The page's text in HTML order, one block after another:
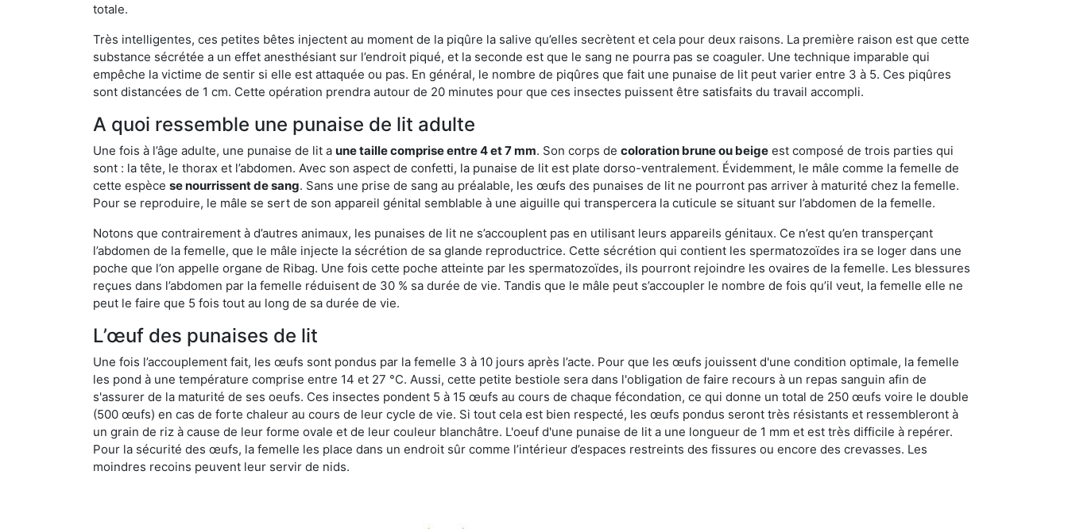
totale.
Très intelligentes, ces petites bêtes injectent au moment de la piqûre la salive qu’elles secrètent et cela pour deux raisons. La première raison est que cette
substance sécrétée a un effet anesthésiant sur l’endroit piqué, et la seconde est que le sang ne pourra pas se coaguler. Une technique imparable qui
empêche la victime de sentir si elle est attaquée ou pas. En général, le nombre de piqûres que fait une punaise de lit peut varier entre 3 à 5. Ces piqûres
sont distancées de 1 cm. Cette opération prendra autour de 20 minutes pour que ces insectes puissent être satisfaits du travail accompli.
A quoi ressemble une punaise de lit adulte
Une fois à l’âge adulte, une punaise de lit a une taille comprise entre 4 et 7 mm. Son corps de coloration brune ou beige est composé de trois parties qui
sont : la tête, le thorax et l’abdomen. Avec son aspect de confetti, la punaise de lit est plate dorso-ventralement. Évidemment, le mâle comme la femelle de
cette espèce se nourrissent de sang. Sans une prise de sang au préalable, les œufs des punaises de lit ne pourront pas arriver à maturité chez la femelle.
Pour se reproduire, le mâle se sert de son appareil génital semblable à une aiguille qui transpercera la cuticule se situant sur l’abdomen de la femelle.
Notons que contrairement à d’autres animaux, les punaises de lit ne s’accouplent pas en utilisant leurs appareils génitaux. Ce n’est qu’en transperçant
l’abdomen de la femelle, que le mâle injecte la sécrétion de sa glande reproductrice. Cette sécrétion qui contient les spermatozoïdes ira se loger dans une
poche que l’on appelle organe de Ribag. Une fois cette poche atteinte par les spermatozoïdes, ils pourront rejoindre les ovaires de la femelle. Les blessures
reçues dans l’abdomen par la femelle réduisent de 30 % sa durée de vie. Tandis que le mâle peut s’accoupler le nombre de fois qu’il veut, la femelle elle ne
peut le faire que 5 fois tout au long de sa durée de vie.
L’œuf des punaises de lit
Une fois l’accouplement fait, les œufs sont pondus par la femelle 3 à 10 jours après l’acte. Pour que les œufs jouissent d'une condition optimale, la femelle
les pond à une température comprise entre 14 et 27 °C. Aussi, cette petite bestiole sera dans l'obligation de faire recours à un repas sanguin afin de
s'assurer de la maturité de ses oeufs. Ces insectes pondent 5 à 15 œufs au cours de chaque fécondation, ce qui donne un total de 250 œufs voire le double
(500 œufs) en cas de forte chaleur au cours de leur cycle de vie. Si tout cela est bien respecté, les œufs pondus seront très résistants et ressembleront à
un grain de riz à cause de leur forme ovale et de leur couleur blanchâtre. L'oeuf d'une punaise de lit a une longueur de 1 mm et est très difficile à repérer.
Pour la sécurité des œufs, la femelle les place dans un endroit sûr comme l’intérieur d’espaces restreints des fissures ou encore des crevasses. Les
moindres recoins peuvent leur servir de nids.